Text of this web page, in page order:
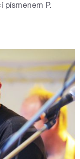
písmenem P.